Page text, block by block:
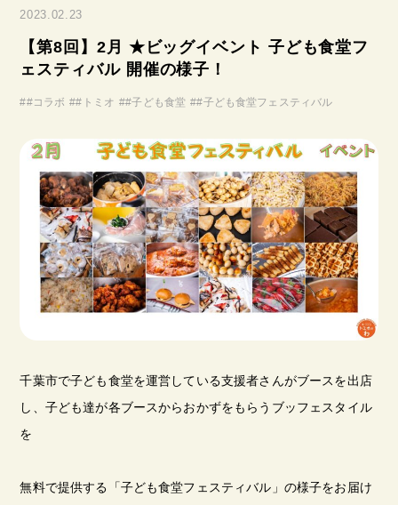
2023.02.23
【第8回】2月 ★ビッグイベント 子ども食堂フ
ェスティバル 開催の様子！
##コラボ ##トミオ ##子ども食堂 ##子ども食堂フェスティバル
千葉市で子ども食堂を運営している支援者さんがブースを出店
し、子ども達が各ブースからおかずをもらうブッフェスタイル
を
無料で提供する「子ども食堂フェスティバル」の様子をお届け